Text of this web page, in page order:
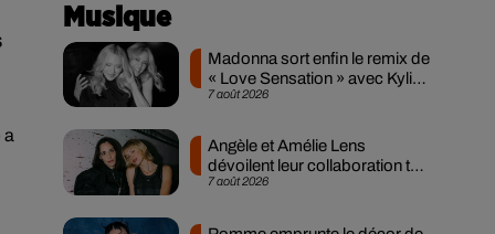
a
Musique
7 août 2026
Madonna sort enfin le remix de
« Love Sensation » avec Kylie
Minogue
7 août 2026
Angèle et Amélie Lens
dévoilent leur collaboration tant
attendue